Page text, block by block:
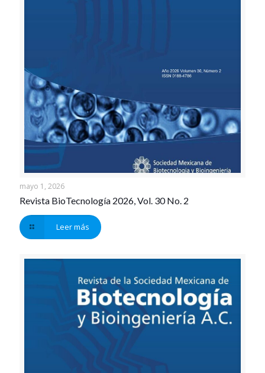
mayo 1, 2026
Revista BioTecnología 2026, Vol. 30 No. 2
Leer más